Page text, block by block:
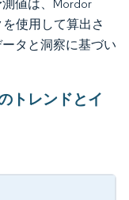
値は、Mordor
使用して算出さ
タと洞察に基づい
トレンドとイ